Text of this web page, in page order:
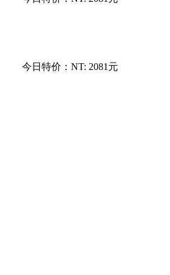
今日特价： NT: 2081元